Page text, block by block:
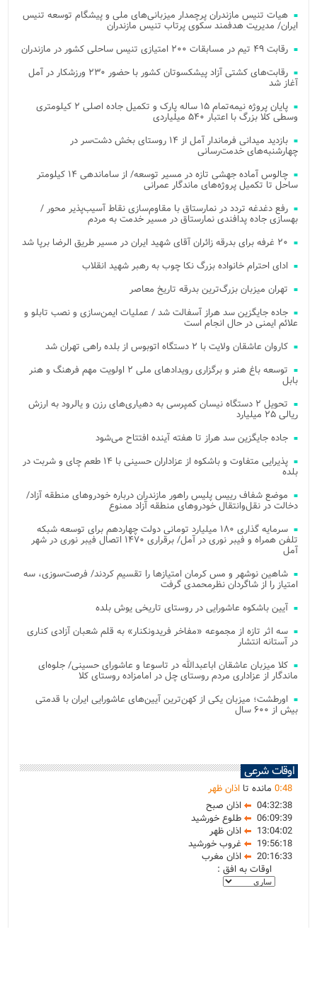
هیات تنیس مازندران پرچمدار میزبانی‌های ملی و پیشگام توسعه تنیس
ایران/ مدیریت هدفمند سکوی پرتاب تنیس مازندران
رقابت ۴۹ تیم در مسابقات ۲۰۰ امتیازی تنیس ساحلی کشور در مازندران
رقابت‌های کشتی آزاد پیشکسوتان کشور با حضور ۲۳۰ ورزشکار در آمل
آغاز شد
پایان پروژه نیمه‌تمام ۱۵ ساله پارک و تکمیل جاده اصلی ۲ کیلومتری
وسطی کلا بزرگ با اعتبار ۵۴۰ میلیاردی
بازدید میدانی فرماندار آمل از ۱۴ روستای بخش دشت‌سر در
چهارشنبه‌های خدمت‌رسانی
چالوس آماده جهشی تازه در مسیر توسعه/ از ساماندهی ۱۴ کیلومتر
ساحل تا تکمیل پروژه‌های ماندگار عمرانی
رفع دغدغه تردد در نمارستاق با مقاوم‌سازی نقاط آسیب‌پذیر محور /
بهسازی جاده پدافندی نمارستاق در مسیر خدمت به مردم
۲۰ غرفه برای بدرقه زائران آقای شهید ایران در مسیر طریق الرضا برپا شد
ادای احترام خانواده بزرگ نکا چوب به رهبر شهید انقلاب
تهران میزبان بزرگ‌ترین بدرقه تاریخ معاصر
جاده جایگزین سد هراز آسفالت شد / عملیات ایمن‌سازی و نصب تابلو و
علائم ایمنی در حال انجام است
کاروان عاشقان ولایت با ۲ دستگاه اتوبوس از بلده راهی تهران شد
توسعه باغ هنر و برگزاری رویدادهای ملی ۲ اولویت مهم فرهنگ و هنر
بابل
تحویل ۲ دستگاه نیسان کمپرسی به دهیاری‌های رزن و یالرود به ارزش
ریالی ۲۵ میلیارد
جاده جایگزین سد هراز تا هفته آینده افتتاح می‌شود
پذیرایی متفاوت و باشکوه از عزاداران حسینی با ۱۴ طعم چای و شربت در
بلده
موضع شفاف رییس پلیس راهور مازندران درباره خودروهای منطقه آزاد/
دخالت در نقل‌وانتقال خودروهای منطقه آزاد ممنوع
سرمایه گذاری ۱۸۰ میلیارد تومانی دولت چهاردهم برای توسعه شبکه
تلفن همراه و فیبر نوری در آمل/ برقراری ۱۴۷۰ اتصال فیبر نوری در شهر
آمل
شاهین نوشهر و مس کرمان امتیازها را تقسیم کردند/ فرصت‌سوزی، سه
امتیاز را از شاگردان نظرمحمدی گرفت
آیین باشکوه عاشورایی در روستای تاریخی یوش بلده
سه اثر تازه از مجموعه «مفاخر فریدونکنار» به قلم شعبان آزادی کناری
در آستانه انتشار
کلا میزبان عاشقان اباعبدالله در تاسوعا و عاشورای حسینی/ جلوه‌ای
ماندگار از عزاداری مردم روستای چل در امامزاده روستای کلا
اورطشت؛ میزبان یکی از کهن‌ترین آیین‌های عاشورایی ایران با قدمتی
بیش از ۶۰۰ سال
اوقات شرعی
0:48 مانده تااذان ظهر
04:32:38
اذان صبح
06:09:39
طلوع خورشید
13:04:02
اذان ظهر
19:56:18
غروب خورشید
20:16:33
اذان مغرب
اوقات به افق :